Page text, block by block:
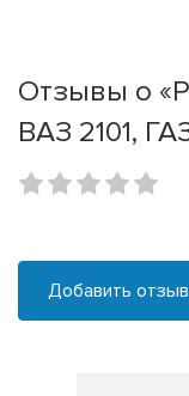
Отзывы о
ВАЗ 2101,
Добавить отзыв